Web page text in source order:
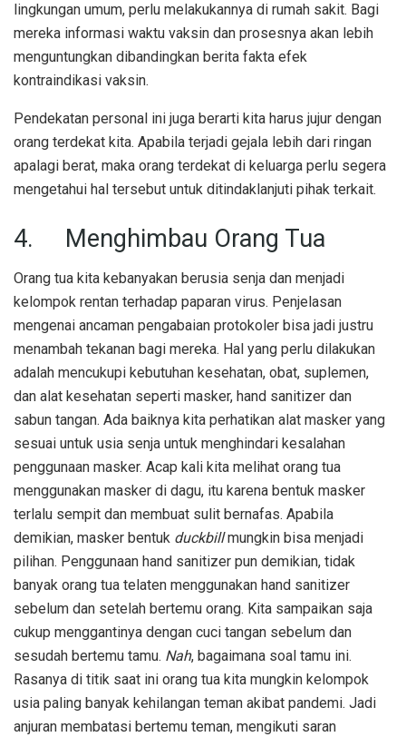
lingkungan umum, perlu melakukannya di rumah sakit. Bagi
mereka informasi waktu vaksin dan prosesnya akan lebih
menguntungkan dibandingkan berita fakta efek
kontraindikasi vaksin.
Pendekatan personal ini juga berarti kita harus jujur dengan
orang terdekat kita. Apabila terjadi gejala lebih dari ringan
apalagi berat, maka orang terdekat di keluarga perlu segera
mengetahui hal tersebut untuk ditindaklanjuti pihak terkait.
4. Menghimbau Orang Tua
Orang tua kita kebanyakan berusia senja dan menjadi
kelompok rentan terhadap paparan virus. Penjelasan
mengenai ancaman pengabaian protokoler bisa jadi justru
menambah tekanan bagi mereka. Hal yang perlu dilakukan
adalah mencukupi kebutuhan kesehatan, obat, suplemen,
dan alat kesehatan seperti masker, hand sanitizer dan
sabun tangan. Ada baiknya kita perhatikan alat masker yang
sesuai untuk usia senja untuk menghindari kesalahan
penggunaan masker. Acap kali kita melihat orang tua
menggunakan masker di dagu, itu karena bentuk masker
terlalu sempit dan membuat sulit bernafas. Apabila
demikian, masker bentuk duckbillmungkin bisa menjadi
pilihan. Penggunaan hand sanitizer pun demikian, tidak
banyak orang tua telaten menggunakan hand sanitizer
sebelum dan setelah bertemu orang. Kita sampaikan saja
cukup menggantinya dengan cuci tangan sebelum dan
sesudah bertemu tamu. Nah, bagaimana soal tamu ini.
Rasanya di titik saat ini orang tua kita mungkin kelompok
usia paling banyak kehilangan teman akibat pandemi. Jadi
anjuran membatasi bertemu teman, mengikuti saran